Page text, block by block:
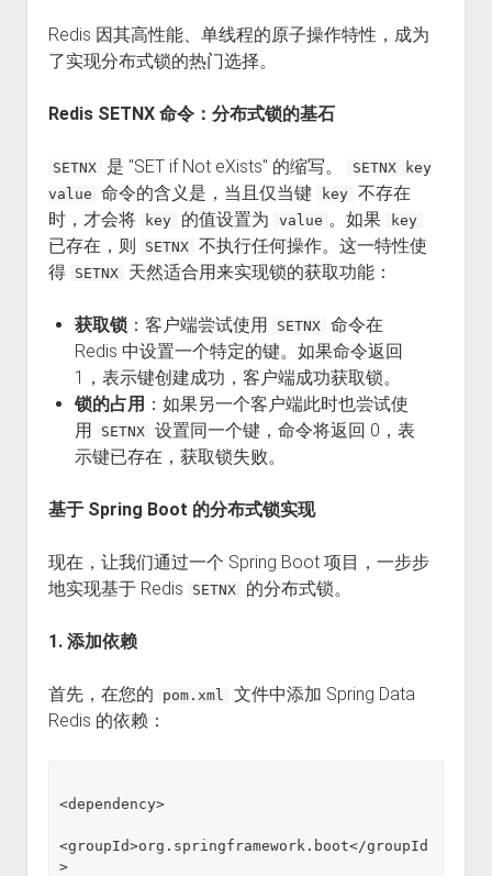
Redis 因其高性能、单线程的原子操作特性，成为
了实现分布式锁的热门选择。
Redis SETNX 命令：分布式锁的基石
SETNX 是 "SET if Not eXists" 的缩写。
SETNX key
value 命令的含义是，当且仅当键 key 不存在
时，才会将
key 的值设置为 value 。如果 key
已存在，则 SETNX 不执行任何操作。这一特性使
得 SETNX 天然适合用来实现锁的获取功能：
获取锁：客户端尝试使用 SETNX 命令在
Redis 中设置一个特定的键。如果命令返回
1，表示键创建成功，客户端成功获取锁。
锁的占用 ：如果另一个客户端此时也尝试使
用
SETNX 设置同一个键，命令将返回 0，表
示键已存在，获取锁失败。
基于 Spring Boot 的分布式锁实现
现在，让我们通过一个 Spring Boot 项目，一步步
地实现基于 Redis
SETNX 的分布式锁。
1. 添加依赖
首先，在您的 pom.xml
文件中添加 Spring Data
Redis 的依赖：
<dependency>
<groupId>org.springframework.boot</groupId
>